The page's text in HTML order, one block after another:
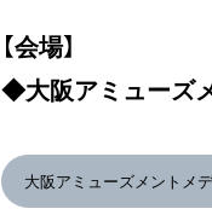
【会場】
◆大阪アミューズ
大阪アミューズメントメ